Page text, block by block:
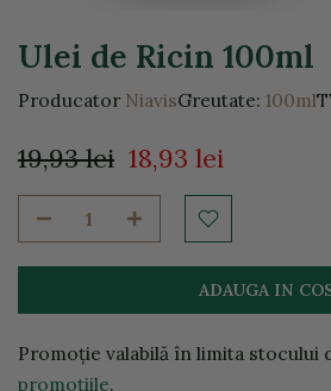
Ulei de Ricin 100ml
Producator NiavisGreutate: 100ml
19,93 lei 18,93 lei
ADAUGA IN
Promoție valabilă în limita stocului
promoțiile.